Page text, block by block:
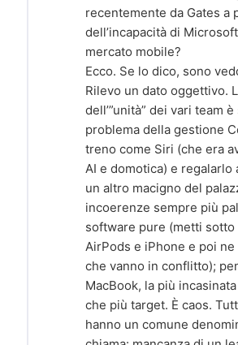
recentemente da Gates a
dell’incapacità di
mercato mobile?
Ecco. Se lo dico, sono
Rilevo un dato oggettivo.
dell’”unità” dei vari team
problema della gestione
treno come Siri (che era
AI e domotica) e regalarlo
un altro macigno del
incoerenze sempre più
software pure (metti sotto
AirPods e iPhone e poi
che vanno in conflitto);
MacBook, la più
che più target. È caos.
hanno un comune